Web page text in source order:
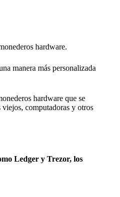
hardware.
manera más personalizada
hardware que se
computadoras y otros
Ledger y Trezor, los